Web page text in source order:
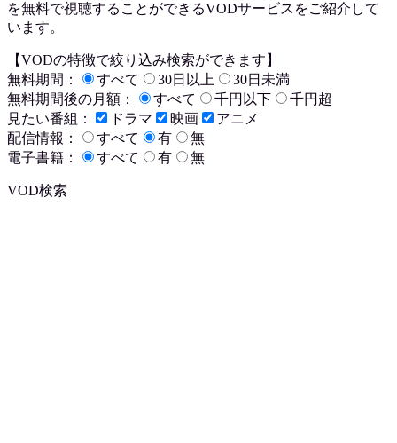
を無料で視聴することができるVODサービスをご紹介して
います。
【VODの特徴で絞り込み検索ができます】
無料期間：
すべて 30日以上
30日未満
無料期間後の月額：
すべて 千円以下
千円超
見たい番組：
ドラマ 映画
アニメ
配信情報：
すべて 有
無
電子書籍：
すべて 有 無
VOD検索